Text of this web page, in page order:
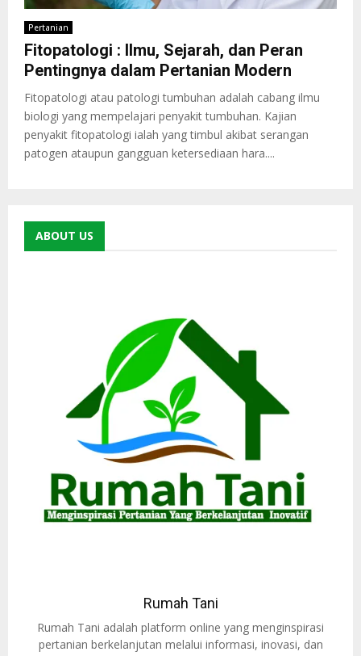
Pertanian
Fitopatologi : Ilmu, Sejarah, dan Peran
Pentingnya dalam Pertanian Modern
Fitopatologi atau patologi tumbuhan adalah cabang ilmu
biologi yang mempelajari penyakit tumbuhan. Kajian
penyakit fitopatologi ialah yang timbul akibat serangan
patogen ataupun gangguan ketersediaan hara....
ABOUT US
Rumah Tani
Rumah Tani adalah platform online yang menginspirasi
pertanian berkelanjutan melalui informasi, inovasi, dan